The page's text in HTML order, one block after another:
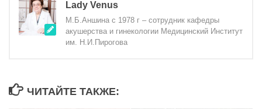
Lady Venus
М.Б.Аншина с 1978 г – сотрудник кафедры
акушерства и гинекологии Медицинский Институт
им. Н.И.Пирогова
ЧИТАЙТЕ ТАКЖЕ: